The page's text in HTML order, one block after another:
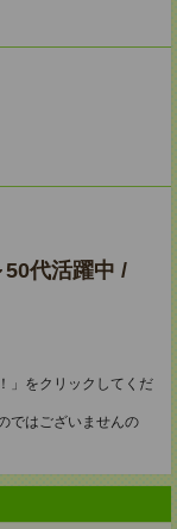
代活躍中 /
」をクリックしてくだ
ではございませんの